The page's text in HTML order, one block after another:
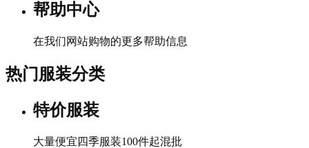
帮助中心
在我们网站购物的更多帮助信息
热门服装分类
特价服装
大量便宜四季服装100件起混批